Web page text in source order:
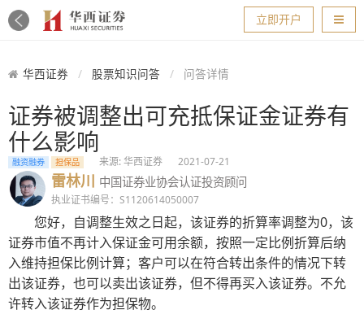
导航
立即开户
华西证券 股票知识问答 问答详情
证券被调整出可充抵保证金证券有
什么影响
融资融券 担保品 来源: 华西证券 2021-07-21
雷林川 中国证券业协会认证投资顾问
执业证书编号：S1120614050007
您好，自调整生效之日起，该证券的折算率调整为0，该
证券市值不再计入保证金可用余额，按照一定比例折算后纳
入维持担保比例计算；客户可以在符合转出条件的情况下转
出该证券，也可以卖出该证券，但不得再买入该证券。不允
许转入该证券作为担保物。